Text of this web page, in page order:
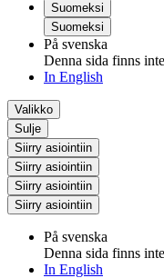
Suomeksi
Suomeksi
På svenska
Denna sida finns
In English
Valikko
Sulje
Siirry asiointiin
Siirry asiointiin
Siirry asiointiin
Siirry asiointiin
På svenska
Denna sida finns
In English